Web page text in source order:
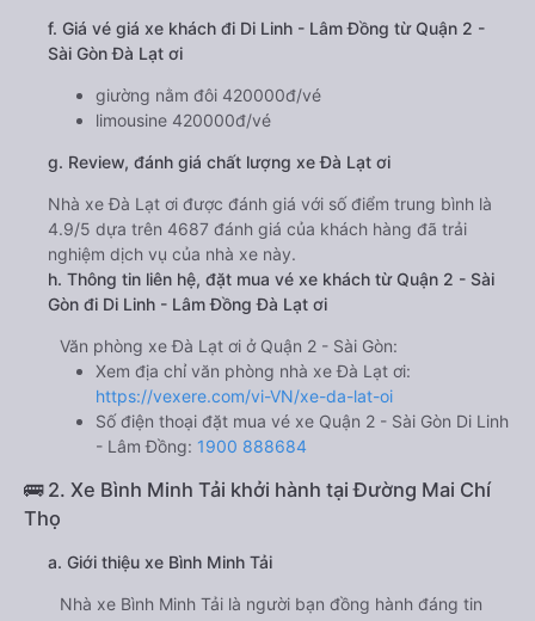
f. Giá vé giá xe khách đi Di Linh - Lâm Đồng từ Quận 2 -
Sài Gòn Đà Lạt ơi
giường nằm đôi 420000đ/vé
limousine 420000đ/vé
g. Review, đánh giá chất lượng xe Đà Lạt ơi
Nhà xe Đà Lạt ơi được đánh giá với số điểm trung bình là
4.9/5 dựa trên 4687 đánh giá của khách hàng đã trải
nghiệm dịch vụ của nhà xe này.
h. Thông tin liên hệ, đặt mua vé xe khách từ Quận 2 - Sài
Gòn đi Di Linh - Lâm Đồng Đà Lạt ơi
Văn phòng xe Đà Lạt ơi ở Quận 2 - Sài Gòn:
Xem địa chỉ văn phòng nhà xe Đà Lạt ơi:
https://vexere.com/vi-VN/xe-da-lat-oi
Số điện thoại đặt mua vé xe Quận 2 - Sài Gòn Di Linh
- Lâm Đồng: 1900 888684
🚌 2. Xe Bình Minh Tải khởi hành tại Đường Mai Chí
Thọ
a. Giới thiệu xe Bình Minh Tải
Nhà xe Bình Minh Tải là người bạn đồng hành đáng tin